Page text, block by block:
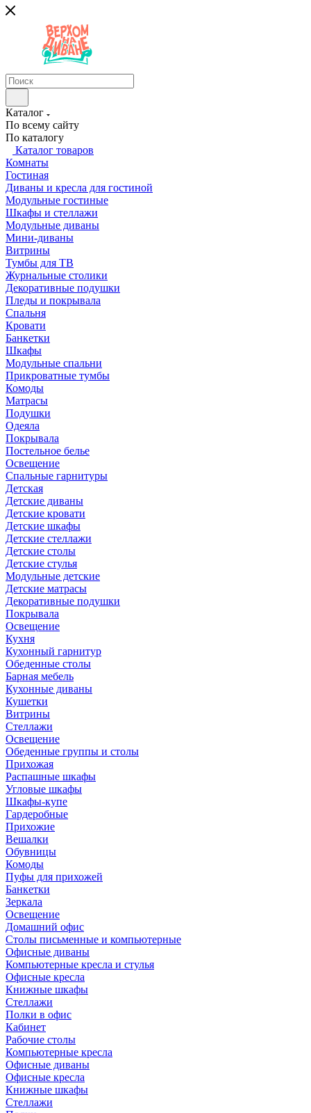
Каталог
По всему сайту
По каталогу
Каталог товаров
Комнаты
Гостиная
Диваны и кресла для гостиной
Модульные гостиные
Шкафы и стеллажи
Модульные диваны
Мини-диваны
Витрины
Тумбы для ТВ
Журнальные столики
Декоративные подушки
Пледы и покрывала
Спальня
Кровати
Банкетки
Шкафы
Модульные спальни
Прикроватные тумбы
Комоды
Матрасы
Подушки
Одеяла
Покрывала
Постельное белье
Освещение
Спальные гарнитуры
Детская
Детские диваны
Детские кровати
Детские шкафы
Детские стеллажи
Детские столы
Детские стулья
Модульные детские
Детские матрасы
Декоративные подушки
Покрывала
Освещение
Кухня
Кухонный гарнитур
Обеденные столы
Барная мебель
Кухонные диваны
Кушетки
Витрины
Стеллажи
Освещение
Обеденные группы и столы
Прихожая
Распашные шкафы
Угловые шкафы
Шкафы-купе
Гардеробные
Прихожие
Вешалки
Обувницы
Комоды
Пуфы для прихожей
Банкетки
Зеркала
Освещение
Домашний офис
Столы письменные и компьютерные
Офисные диваны
Компьютерные кресла и стулья
Офисные кресла
Книжные шкафы
Стеллажи
Полки в офис
Кабинет
Рабочие столы
Компьютерные кресла
Офисные диваны
Офисные кресла
Книжные шкафы
Стеллажи